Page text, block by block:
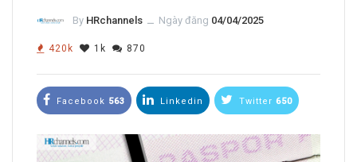
By HRchannels ــ Ngày đăng 04/04/2025
420k 1k 870
Facebook 563 Linkedin Twitter 650